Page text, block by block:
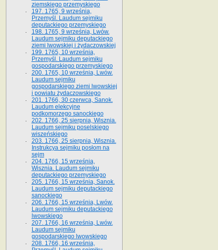
ziemskiego przemyskiego
197. 1765, 9 września,
Przemyśl. Laudum sejmiku
deputackiego przemyskiego
198. 1765, 9 września, Lwów.
Laudum sejmiku deputackiego
ziemi lwowskiej i żydaczowskiej
199. 1765, 10 września,
Przemyśl. Laudum sejmiku
gospodarskiego przemyskiego
200. 1765, 10 września, Lwów.
Laudum sejmiku
gospodarskiego ziemi lwowskiej
i powiatu żydaczowskiego
201. 1766, 30 czerwca, Sanok.
Laudum elekcyjne
podkomorzego sanockiego
202. 1766, 25 sierpnia, Wisznia.
Laudum sejmiku poselskiego
wiszeńskiego
203. 1766, 25 sierpnia, Wisznia.
Instrukcya sejmiku posłom na
sejm
204. 1766, 15 września,
Wisznia. Laudum sejmiku
deputackiego przemyskiego
205. 1766, 15 września, Sanok.
Laudum sejmiku deputackiego
sanockiego
206. 1766, 15 września, Lwów.
Laudum sejmiku deputackiego
lwowskiego
207. 1766, 16 września, Lwów.
Laudum sejmiku
gospodarskiego lwowskiego
208. 1766, 16 września,